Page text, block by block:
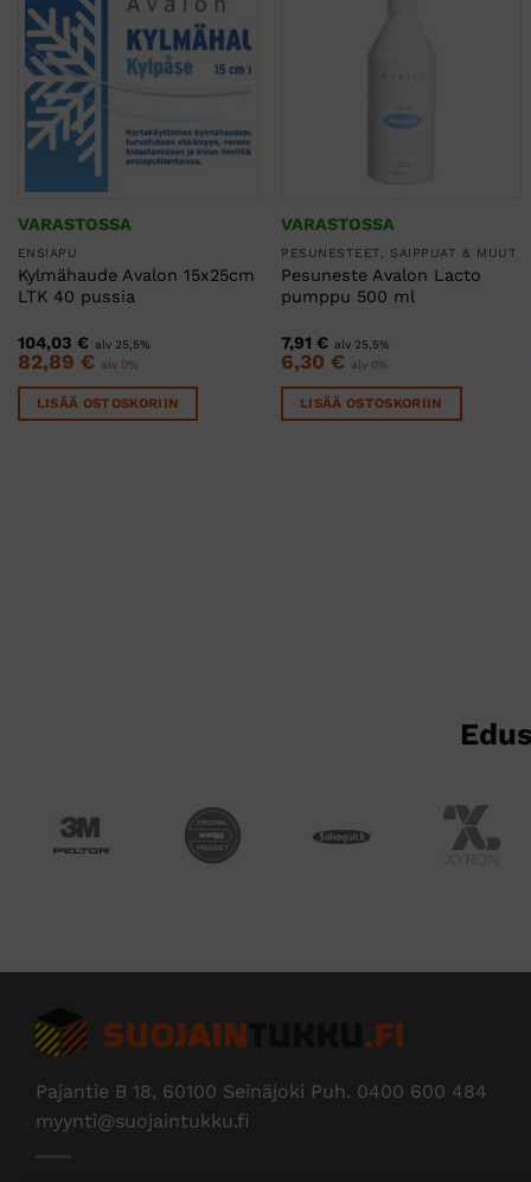
VARASTOSSA
ENSIAPU
Kylmähaude Avalon 15x25cm
LTK 40 pussia
104,03 € alv 25,5%
82,89 € alv 0%
LISÄÄ OSTOSKORIIN
VARASTOSSA
PESUNESTEET, SAIPPUAT & MUUT
Pesuneste Avalon Lacto
pumppu 500 ml
7,91€ alv 25,5%
6,30€ alv 0%
LISÄÄ OSTOSKORIIN
Pajantie B 18, 60100 Seinäjoki Puh. 0400 600 484
myynti@suojaintukku.fi